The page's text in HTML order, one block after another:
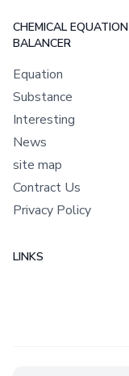
CHEMICAL EQUATION
BALANCER
Equation
Substance
Interesting
News
site map
Contract Us
Privacy Policy
LINKS